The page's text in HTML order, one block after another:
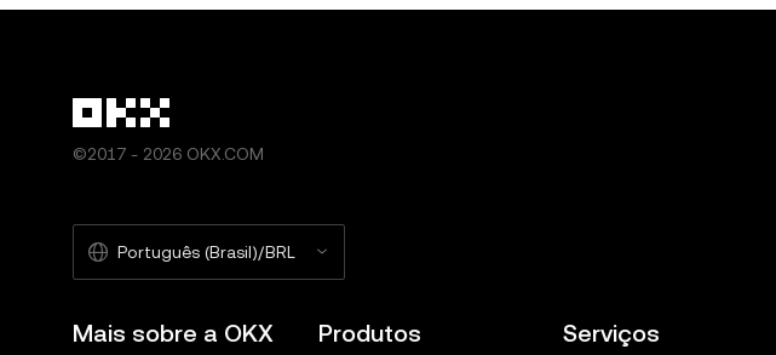
©2017 - 2026 OKX.COM
Português (Brasil)/BRL
Mais sobre a OKX Produtos Serviços